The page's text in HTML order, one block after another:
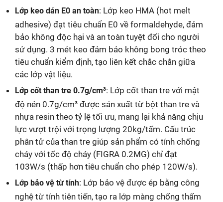
Lớp keo dán E0 an toàn: Lớp keo HMA (hot melt
adhesive) đạt tiêu chuẩn E0 về formaldehyde, đảm
bảo không độc hại và an toàn tuyệt đối cho người
sử dụng. 3 mét keo đảm bảo không bong tróc theo
tiêu chuẩn kiểm định, tạo liên kết chắc chắn giữa
các lớp vật liệu.
Lớp cốt than tre 0.7g/cm³: Lớp cốt than tre với mật
độ nén 0.7g/cm³ được sản xuất từ bột than tre và
nhựa resin theo tỷ lệ tối ưu, mang lại khả năng chịu
lực vượt trội với trọng lượng 20kg/tấm. Cấu trúc
phân tử của than tre giúp sản phẩm có tính chống
cháy với tốc độ cháy (FIGRA 0.2MG) chỉ đạt
103W/s (thấp hơn tiêu chuẩn cho phép 120W/s).
Lớp bảo vệ từ tính: Lớp bảo vệ được ép bằng công
nghệ từ tính tiên tiến, tạo ra lớp màng chống thấm